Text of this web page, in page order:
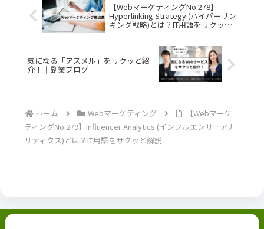
【WebマーケティングNo.278】
Hyperlinking Strategy (ハイパーリン
キング戦略)とは？IT用語をサクッと
気になる「アスメル」をサクッと紹
介！｜副業ブログ
ホーム Webマーケティング
【Webマーケ
ティングNo.279】Influencer Analytics (インフルエンサーアナ
リティクス)とは？IT用語をサクッと解説